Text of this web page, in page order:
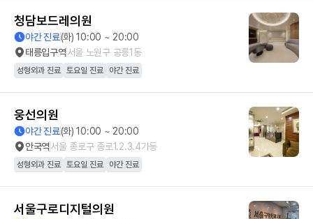
청담보드레의원
야간 진료(화) 10:00 ~ 20:00
태릉입구역서울 노원구 공릉1동
성형외과 진료 토요일 진료 야간 진료
웅선의원
야간 진료(화) 10:00 ~ 20:00
안국역서울 종로구 종로1.2.3.4가동
성형외과 진료 토요일 진료 야간 진료
서울구로디지털의원